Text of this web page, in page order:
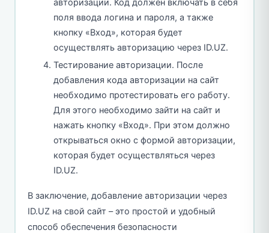
авторизации. Код должен включать в себя
поля ввода логина и пароля, а также
кнопку «Вход», которая будет
осуществлять авторизацию через ID.UZ.
Тестирование авторизации. После
добавления кода авторизации на сайт
необходимо протестировать его работу.
Для этого необходимо зайти на сайт и
нажать кнопку «Вход». При этом должно
открываться окно с формой авторизации,
которая будет осуществляться через
ID.UZ.
В заключение, добавление авторизации через
ID.UZ на свой сайт – это простой и удобный
способ обеспечения безопасности